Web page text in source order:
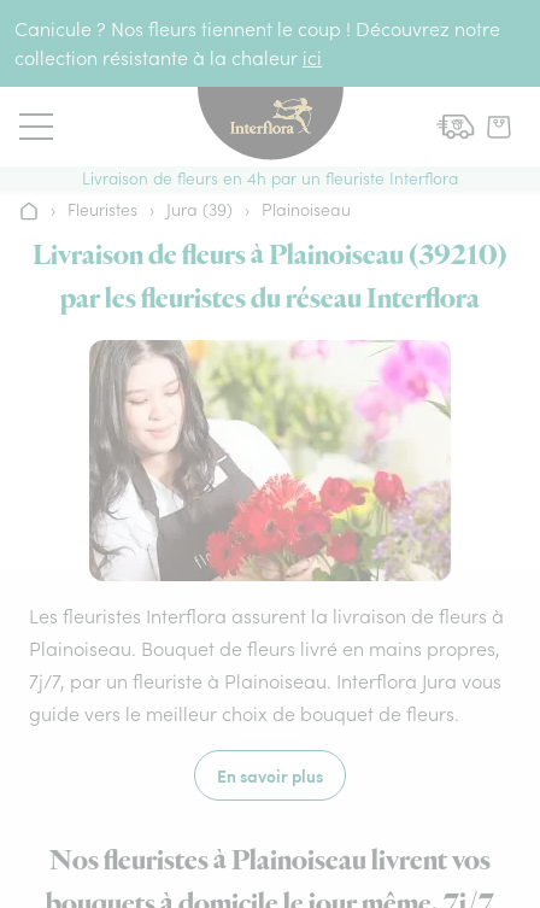
Canicule ? Nos fleurs tiennent le coup ! Découvrez notre
collection résistante à la chaleur ici
Livraison de fleurs en 4h par un fleuriste Interflora
Accueil
› Fleuristes › Jura (39) › Plainoiseau
Livraison de fleurs à Plainoiseau (39210)
par les fleuristes du réseau Interflora
Les fleuristes Interflora assurent la livraison de fleurs à
Plainoiseau. Bouquet de fleurs livré en mains propres,
7j/7, par un fleuriste à Plainoiseau. Interflora Jura vous
guide vers le meilleur choix de bouquet de fleurs.
En savoir plus
Nos fleuristes à Plainoiseau livrent vos